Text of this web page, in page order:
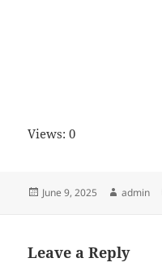
Views: 0
Posted
June 9, 2025 Author
admin
Leave a Reply